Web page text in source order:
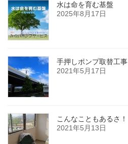
水は命を育む基盤
2025年8月17日
手押しポンプ取替工事
2021年5月17日
こんなこともあるさ！
2021年5月13日